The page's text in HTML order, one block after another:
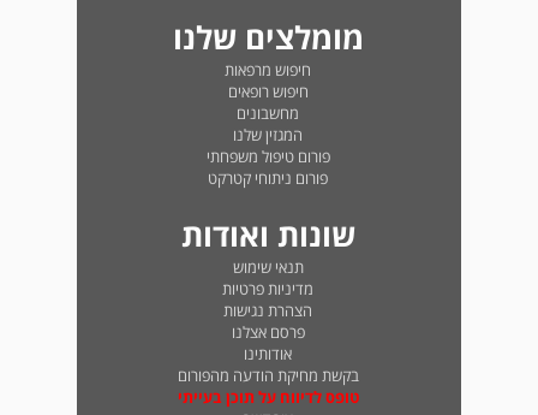
מומלצים שלנו
חיפוש מרפאות
חיפוש רופאים
מחשבונים
המגזין שלנו
פורום טיפול משפחתי
פורום ניתוחי קטרקט
שונות ואודות
תנאי שימוש
מדיניות פרטיות
הצהרת נגישות
פרסם אצלנו
אודותינו
בקשת מחיקת הודעה מהפורום
טופס לדיווח על תוכן בעייתי